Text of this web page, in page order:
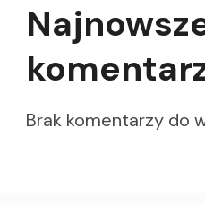
Brak komentarzy do